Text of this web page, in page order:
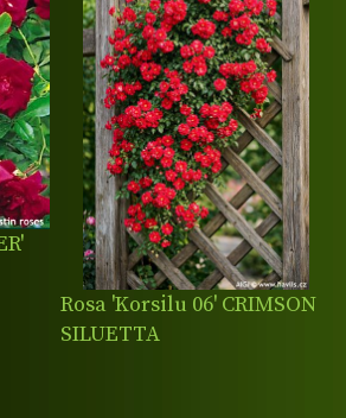
Rosa 'Korsilu 06' CRIMSON
SILUETTA